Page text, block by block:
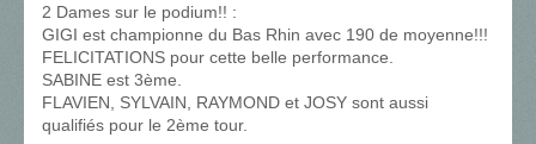
2 Dames sur le podium!! :
GIGI est championne du Bas Rhin avec 190 de moyenne!!!
FELICITATIONS pour cette belle performance.
SABINE est 3ème.
FLAVIEN, SYLVAIN, RAYMOND et JOSY sont aussi
qualifiés pour le 2ème tour.